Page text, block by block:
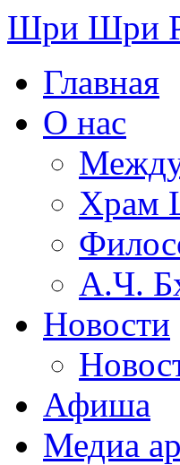
Шри Шри
Главная
О нас
​Храм
А.Ч.
Новости
Афиша
Медиа